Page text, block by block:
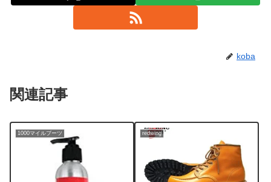
koba
関連記事
1000マイルブーツ redwing